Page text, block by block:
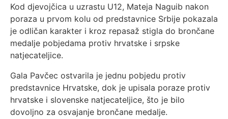
Kod djevojčica u uzrastu U12, Mateja Naguib nakon
poraza u prvom kolu od predstavnice Srbije pokazala
je odličan karakter i kroz repasaž stigla do brončane
medalje pobjedama protiv hrvatske i srpske
natjecateljice.
Gala Pavčec ostvarila je jednu pobjedu protiv
predstavnice Hrvatske, dok je upisala poraze protiv
hrvatske i slovenske natjecateljice, što je bilo
dovoljno za osvajanje brončane medalje.